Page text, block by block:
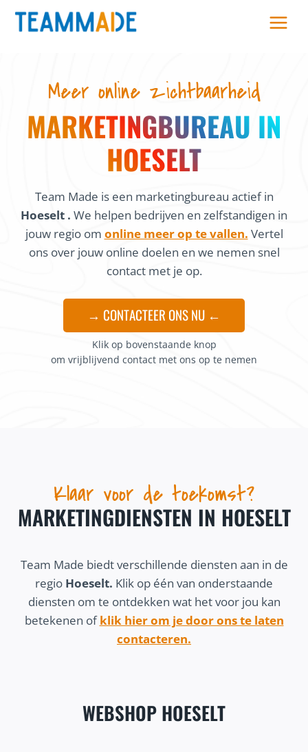
Skip
Meer online zichtbaarheid
MARKETINGBUREAU IN
HOESELT
Team Made is een marketingbureau actief in
Hoeselt . We helpen bedrijven en zelfstandigen in
jouw regio om online meer op te vallen. Vertel
ons over jouw online doelen en we nemen snel
contact met je op.
→ CONTACTEER ONS NU ←
Klik op bovenstaande knop
om vrijblijvend contact met ons op te nemen
Klaar voor de toekomst?
MARKETINGDIENSTEN IN HOESELT
Team Made biedt verschillende diensten aan in de
regio Hoeselt. Klik op één van onderstaande
diensten om te ontdekken wat het voor jou kan
betekenen ofklik hier om je door ons te laten
contacteren.
WEBSHOP HOESELT